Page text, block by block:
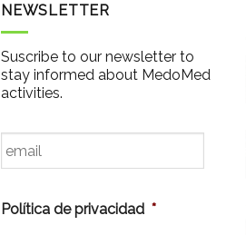
NEWSLETTER
Suscribe to our newsletter to
stay informed about MedoMed
activities.
Email *
Política de privacidad *